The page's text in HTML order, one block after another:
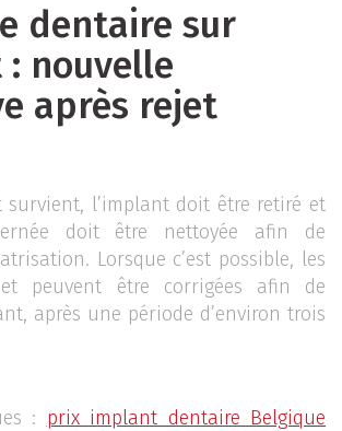
dentaire sur
nouvelle
après rejet
survient, l’implant doit être retiré et
doit être nettoyée afin de
Lorsque c’est possible, les
peuvent être corrigées afin de
après une période d’environ trois
: prix implant dentaire Belgique